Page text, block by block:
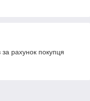
рахунок покупця